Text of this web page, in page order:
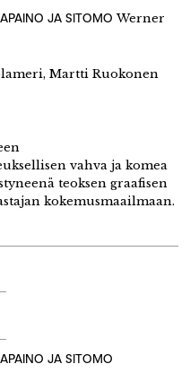
JA SITOMOWerner
Martti Ruokonen
vahva ja komea
teoksen graafisen
kokemusmaailmaan.
JA SITOMO